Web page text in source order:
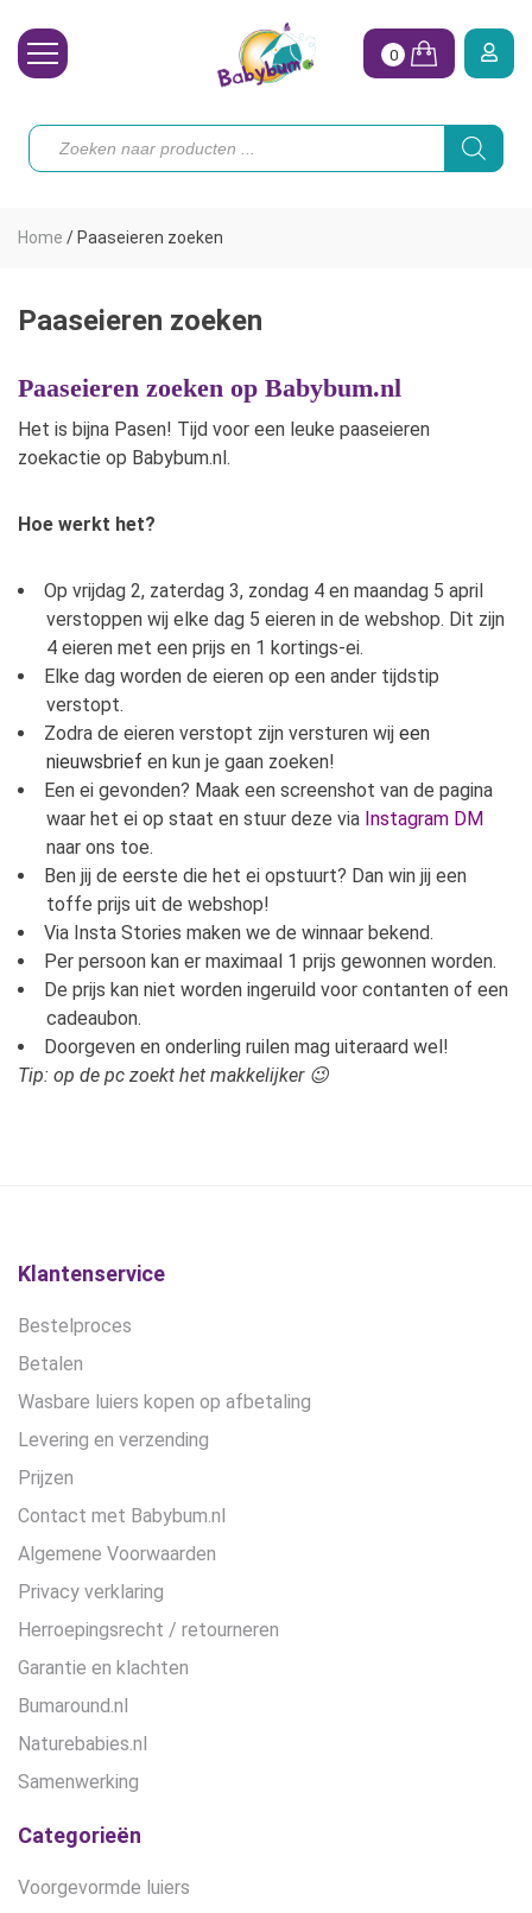
Toebehoren
Koopjes
Hoe begin ik?
0
Producten
zoeken
Home / Paaseieren zoeken
Paaseieren zoeken
Paaseieren zoeken op Babybum.nl
Het is bijna Pasen! Tijd voor een leuke paaseieren
zoekactie op Babybum.nl.
Hoe werkt het?
Op vrijdag 2, zaterdag 3, zondag 4 en maandag 5 april
verstoppen wij elke dag 5 eieren in de webshop. Dit zijn
4 eieren met een prijs en 1 kortings-ei.
Elke dag worden de eieren op een ander tijdstip
verstopt.
Zodra de eieren verstopt zijn versturen wij een
nieuwsbrief en kun je gaan zoeken!
Een ei gevonden? Maak een screenshot van de pagina
waar het ei op staat en stuur deze via Instagram DM
naar ons toe.
Ben jij de eerste die het ei opstuurt? Dan win jij een
toffe prijs uit de webshop!
Via Insta Stories maken we de winnaar bekend.
Per persoon kan er maximaal 1 prijs gewonnen worden.
De prijs kan niet worden ingeruild voor contanten of een
cadeaubon.
Doorgeven en onderling ruilen mag uiteraard wel!
Tip: op de pc zoekt het makkelijker 😉
Klantenservice
Bestelproces
Betalen
Wasbare luiers kopen op afbetaling
Levering en verzending
Prijzen
Contact met Babybum.nl
Algemene Voorwaarden
Privacy verklaring
Herroepingsrecht / retourneren
Garantie en klachten
Bumaround.nl
Naturebabies.nl
Samenwerking
Categorieën
Voorgevormde luiers